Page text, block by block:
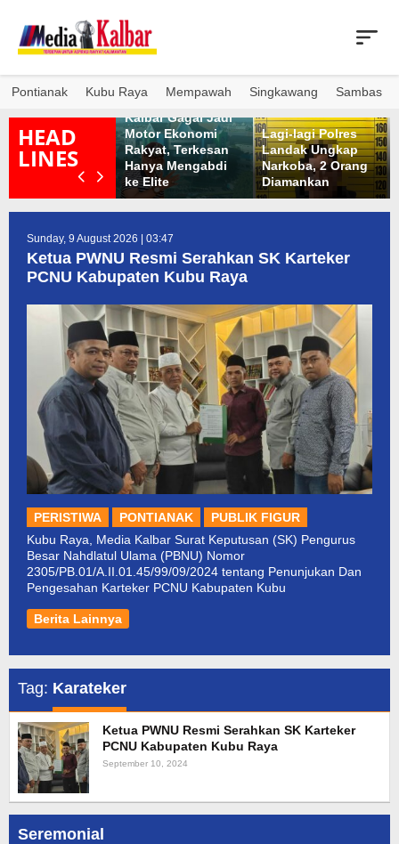
content
Pontianak Kubu Raya Mempawah Singkawang Sambas
HEAD
LINES
Tak Kunjung
Warga
Raya Gotong
Pengamat: Bank
Kalbar Gagal Jadi
Motor Ekonomi
Rakyat, Terkesan
Hanya Mengabdi
ke Elite
Lagi-lagi Polres
Landak Ungkap
Narkoba, 2 Orang
Diamankan
Sunday, 9 August 2026 | 03:47
Ketua PWNU Resmi Serahkan SK Karteker
PCNU Kabupaten Kubu Raya
PERISTIWA PONTIANAK
PUBLIK FIGUR
Kubu Raya, Media Kalbar Surat Keputusan (SK) Pengurus
Besar Nahdlatul Ulama (PBNU) Nomor
2305/PB.01/A.II.01.45/99/09/2024 tentang Penunjukan Dan
Pengesahan Karteker PCNU Kabupaten Kubu
Berita Lainnya
Seremonial
Tag: Karateker
Ketua PWNU Resmi Serahkan SK Karteker
PCNU Kabupaten Kubu Raya
September 10, 2024